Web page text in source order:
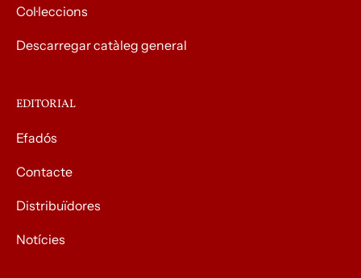
Col·leccions
Descarregar catàleg general
EDITORIAL
Efadós
Contacte
Distribuïdores
Notícies